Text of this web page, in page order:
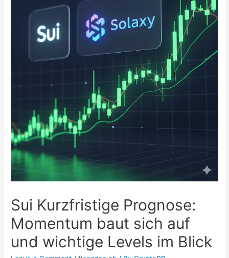
Sui Kurzfristige Prognose:
Momentum baut sich auf
und wichtige Levels im Blick